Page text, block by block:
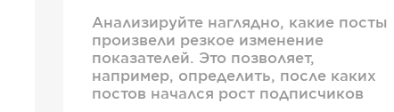
Анализируйте наглядно, какие посты
произвели резкое изменение
показателей. Это позволяет,
например, определить, после каких
постов начался рост подписчиков